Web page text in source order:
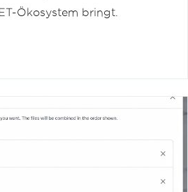
Ökosystem bringt.